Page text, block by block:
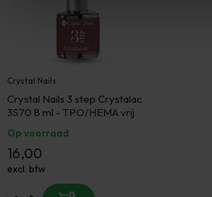
Crystal Nails
Crystal Nails 3 step Crystalac
3S70 8 ml - TPO/HEMA vrij
Op voorraad
16,00
excl. btw